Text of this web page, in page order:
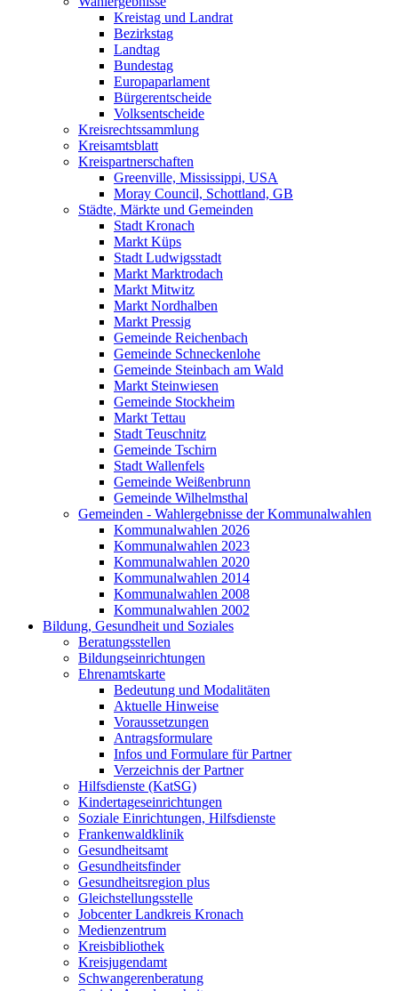
Kreistag und Landrat
Bezirkstag
Landtag
Bundestag
Europaparlament
Bürgerentscheide
Volksentscheide
Kreisrechtssammlung
Kreisamtsblatt
Kreispartnerschaften
Greenville, Mississippi, USA
Moray Council, Schottland, GB
Städte, Märkte und Gemeinden
Stadt Kronach
Markt Küps
Stadt Ludwigsstadt
Markt Marktrodach
Markt Mitwitz
Markt Nordhalben
Markt Pressig
Gemeinde Reichenbach
Gemeinde Schneckenlohe
Gemeinde Steinbach am Wald
Markt Steinwiesen
Gemeinde Stockheim
Markt Tettau
Stadt Teuschnitz
Gemeinde Tschirn
Stadt Wallenfels
Gemeinde Weißenbrunn
Gemeinde Wilhelmsthal
Gemeinden - Wahlergebnisse der Kommunalwahlen
Kommunalwahlen 2026
Kommunalwahlen 2023
Kommunalwahlen 2020
Kommunalwahlen 2014
Kommunalwahlen 2008
Kommunalwahlen 2002
Bildung, Gesundheit und Soziales
Beratungsstellen
Bildungseinrichtungen
Ehrenamtskarte
Bedeutung und Modalitäten
Aktuelle Hinweise
Voraussetzungen
Antragsformulare
Infos und Formulare für Partner
Verzeichnis der Partner
Hilfsdienste (KatSG)
Kindertageseinrichtungen
Soziale Einrichtungen, Hilfsdienste
Frankenwaldklinik
Gesundheitsamt
Gesundheitsfinder
Gesundheitsregion plus
Gleichstellungsstelle
Jobcenter Landkreis Kronach
Medienzentrum
Kreisbibliothek
Kreisjugendamt
Schwangerenberatung